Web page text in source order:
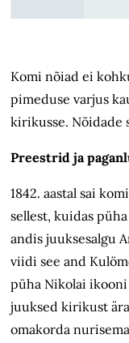
Komi nõiad ei
pimeduse varjus
kirikusse. Nõidade
Preestrid ja
1842. aastal sai
sellest, kuidas
andis juuksesalgu
viidi see and
püha Nikolai
juuksed kirikust
omakorda